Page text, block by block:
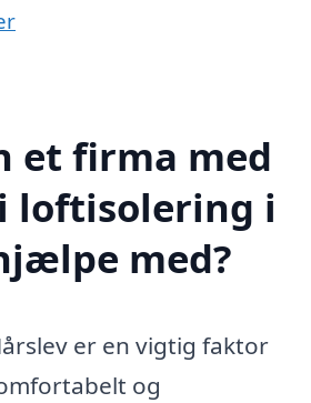
et firma med
loftisolering i
med?
er en vigtig faktor
og